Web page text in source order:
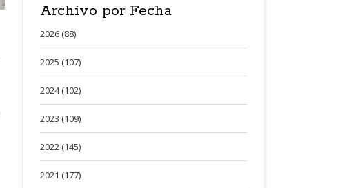
Archivo por Fecha
2026 (88)
2025 (107)
2024 (102)
2023 (109)
2022 (145)
2021 (177)